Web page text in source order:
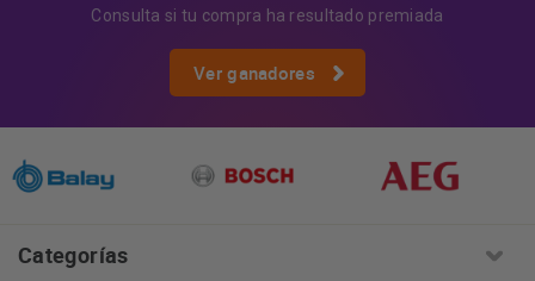
Consulta si tu compra ha resultado premiada
Ver ganadores
Categorías